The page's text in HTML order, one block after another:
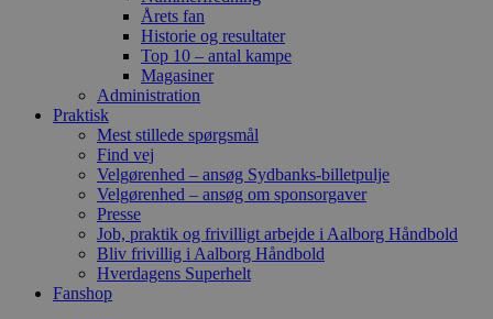
Årets fan
Historie og resultater
Top 10 – antal kampe
Magasiner
Administration
Praktisk
Mest stillede spørgsmål
Find vej
Velgørenhed – ansøg Sydbanks-billetpulje
Velgørenhed – ansøg om sponsorgaver
Presse
Job, praktik og frivilligt arbejde i Aalborg Håndbold
Bliv frivillig i Aalborg Håndbold
Hverdagens Superhelt
Fanshop